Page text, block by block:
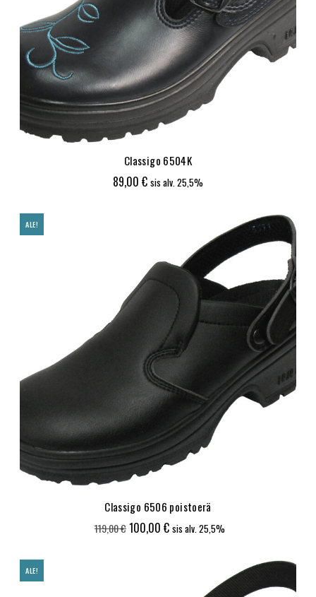
Classigo 6504K
89,00 € sis alv. 25,5%
ALE!
Classigo 6506 poistoerä
119,00€Alkuperäinen
100,00 €Nykyinen
sis alv. 25,5%
ALE!